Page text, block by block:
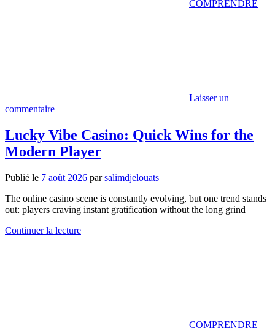
COMPRENDRE
Laisser un
commentaire
Lucky Vibe Casino: Quick Wins for the
Modern Player
Publié le 7 août 2026 parsalimdjelouats
The online casino scene is constantly evolving, but one trend stands
out: players craving instant gratification without the long grind
Continuer la lecture
COMPRENDRE